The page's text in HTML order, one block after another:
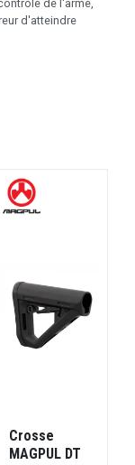
de l'arme,
d'atteindre
Crosse
MAGPUL DT